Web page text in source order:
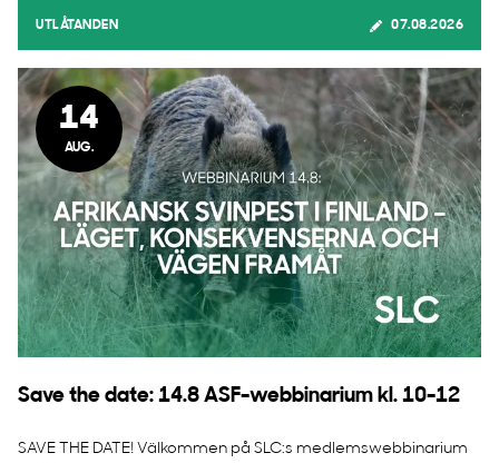
UTLÅTANDEN 07.08.2026
14
AUG.
Save the date: 14.8 ASF-webbinarium kl. 10-12
SAVE THE DATE! Välkommen på SLC:s medlemswebbinarium